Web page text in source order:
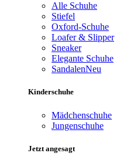
Alle Schuhe
Stiefel
Oxford-Schuhe
Loafer & Slipper
Sneaker
Elegante Schuhe
SandalenNeu
Kinderschuhe
Mädchenschuhe
Jungenschuhe
Jetzt angesagt